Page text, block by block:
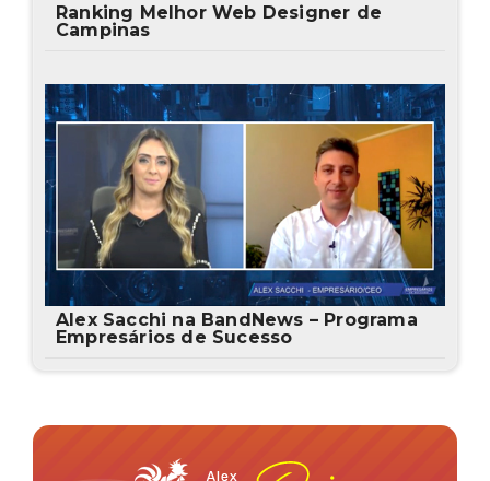
Ranking Melhor Web Designer de
Campinas
Alex Sacchi na BandNews – Programa
Empresários de Sucesso